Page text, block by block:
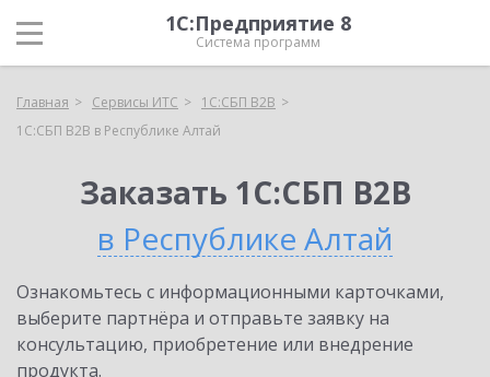
1С:Предприятие 8
Система программ
Главная Сервисы ИТС
1С:СБП B2B
1С:СБП B2B в Республике Алтай
Заказать 1С:СБП B2B
в Республике Алтай
Ознакомьтесь с информационными карточками,
выберите партнёра и отправьте заявку на
консультацию, приобретение или внедрение
продукта.